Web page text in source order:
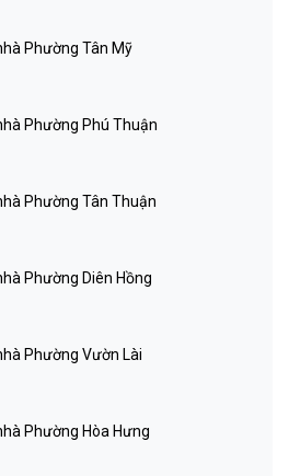
Phường Tân Mỹ
Phường Phú Thuận
Phường Tân Thuận
Phường Diên Hồng
Phường Vườn Lài
Phường Hòa Hưng